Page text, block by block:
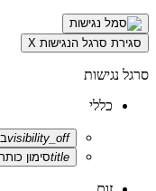
סגירת סרגל הנגישות X
סרגל נגישות
כללי
visibility_off
titleסימון